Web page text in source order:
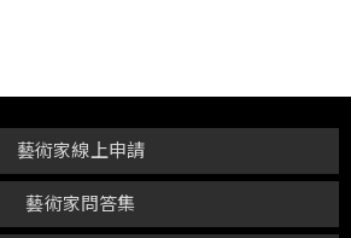
藝術家問答集
藝術家線上申請